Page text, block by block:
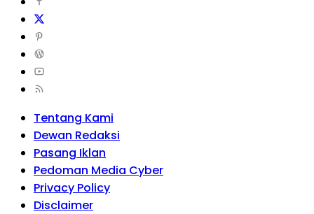
Tentang Kami
Dewan Redaksi
Pasang Iklan
Pedoman Media Cyber
Privacy Policy
Disclaimer